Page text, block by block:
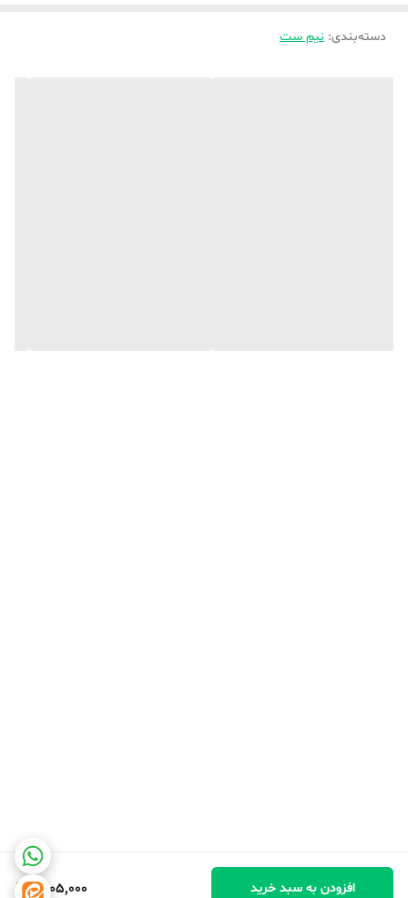
1,805,000 افزودن به سبد خرید
محصول ،، زیرا مرجوعی نداریم ،
دسته‌بندی: نیم ست